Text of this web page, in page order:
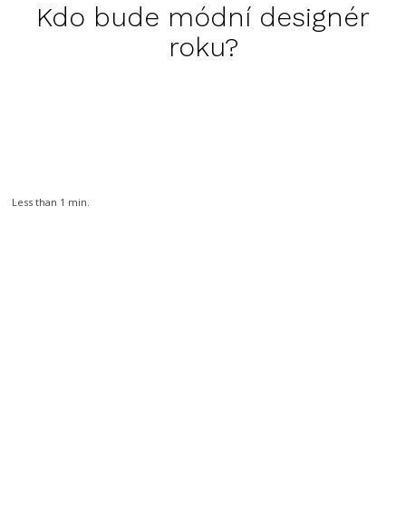
Kdo bude módní designér
roku?
Less than 1 min.